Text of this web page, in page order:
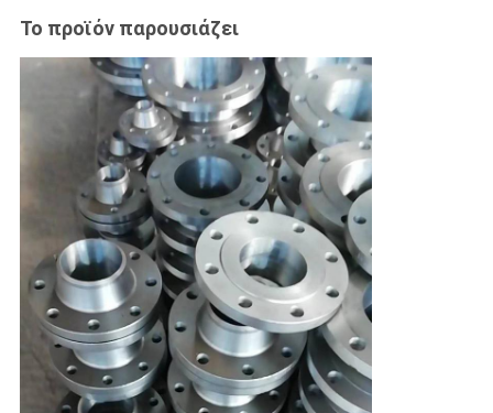
Το προϊόν παρουσιάζει